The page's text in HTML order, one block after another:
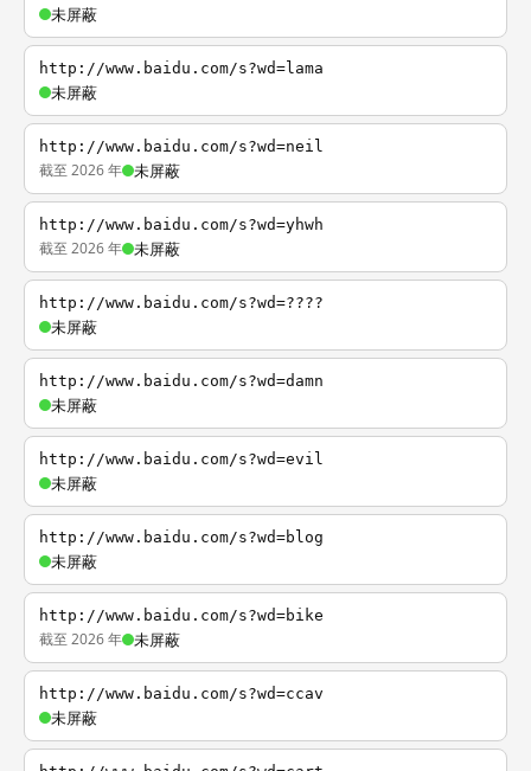
未屏蔽
http://www.baidu.com/s?wd=lama
未屏蔽
http://www.baidu.com/s?wd=neil
截至 2026 年 未屏蔽
http://www.baidu.com/s?wd=yhwh
截至 2026 年 未屏蔽
http://www.baidu.com/s?wd=????
未屏蔽
http://www.baidu.com/s?wd=damn
未屏蔽
http://www.baidu.com/s?wd=evil
未屏蔽
http://www.baidu.com/s?wd=blog
未屏蔽
http://www.baidu.com/s?wd=bike
截至 2026 年 未屏蔽
http://www.baidu.com/s?wd=ccav
未屏蔽